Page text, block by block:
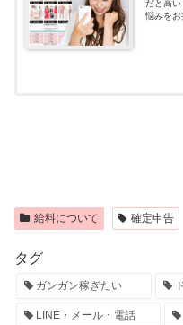
だと高
悩みをお
給料について 確定申告
タグ
ガンガン稼ぎたい
LINE・メール・電話